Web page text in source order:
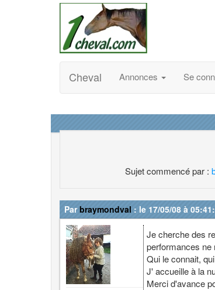
Cheval Annonces Se
Sujet commencé par :
Parbraymondval : le 17/05/08 à
Je cherche des
performances ne
Qui le connait,
J' accueille à la
Merci d'avance